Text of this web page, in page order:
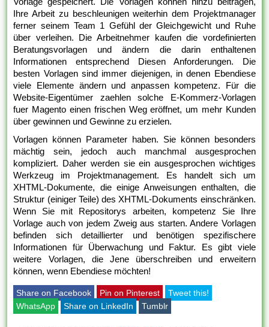
Ihre Arbeit zu beschleunigen weiterhin dem Projektmanager
ferner seinem Team 1 Gefühl der Gleichgewicht und Ruhe
über verleihen. Die Arbeitnehmer kaufen die vordefinierten
Beratungsvorlagen und ändern die darin enthaltenen
Informationen entsprechend Diesen Anforderungen. Die
besten Vorlagen sind immer diejenigen, in denen Ebendiese
viele Elemente ändern und anpassen kompetenz. Für die
Website-Eigentümer zaehlen solche E-Kommerz-Vorlagen
fuer Magento einen frischen Weg eröffnet, um mehr Kunden
über gewinnen und Gewinne zu erzielen.
Vorlagen können Parameter haben. Sie können besonders
mächtig sein, jedoch auch manchmal ausgesprochen
kompliziert. Daher werden sie ein ausgesprochen wichtiges
Werkzeug im Projektmanagement. Es handelt sich um
XHTML-Dokumente, die einige Anweisungen enthalten, die
Struktur (einiger Teile) des XHTML-Dokuments einschränken.
Wenn Sie mit Repositorys arbeiten, kompetenz Sie Ihre
Vorlage auch von jedem Zweig aus starten. Andere Vorlagen
befinden sich detaillierter und benötigen spezifischere
Informationen für Überwachung und Faktur. Es gibt viele
weitere Vorlagen, die Jene überschreiben und erweitern
können, wenn Ebendiese möchten!
Share on Facebook Pin on Pinterest
Tweet this!
WhatsApp
Share on LinkedIn Tumblr